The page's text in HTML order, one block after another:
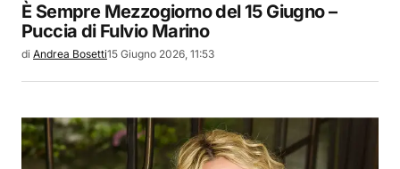
È Sempre Mezzogiorno del 15 Giugno –
Puccia di Fulvio Marino
di Andrea Bosetti15 Giugno 2026, 11:53